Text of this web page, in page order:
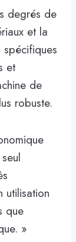
degrés de
et la
spécifiques
et
de
robuste.
utilisation
que
»